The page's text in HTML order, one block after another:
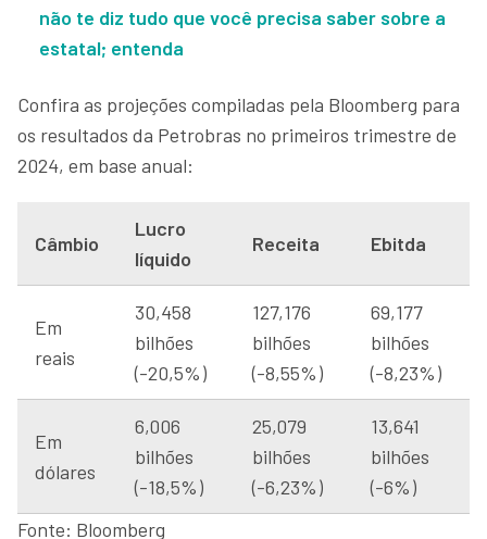
não te diz tudo que você precisa saber sobre a
estatal; entenda
Confira as projeções compiladas pela Bloomberg para
os resultados da Petrobras no primeiros trimestre de
2024, em base anual:
Câmbio
Lucro
líquido
Receita Ebitda
Em
reais
30,458
bilhões
(-20,5%)
127,176
bilhões
(-8,55%)
69,177
bilhões
(-8,23%)
Em
dólares
6,006
bilhões
(-18,5%)
25,079
bilhões
(-6,23%)
13,641
bilhões
(-6%)
Fonte: Bloomberg